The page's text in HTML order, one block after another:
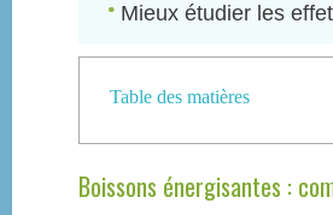
Mieux étudier les
Table des matières
Boissons énergisantes :